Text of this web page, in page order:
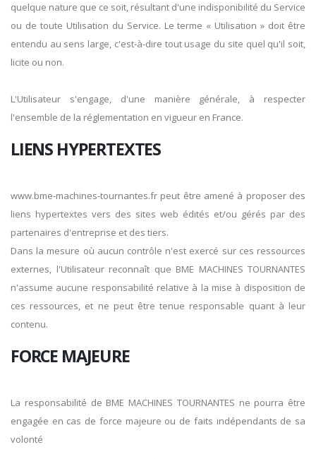
quelque nature que ce soit, résultant d'une indisponibilité du Service
ou de toute Utilisation du Service. Le terme « Utilisation » doit être
entendu au sens large, c'est-à-dire tout usage du site quel qu'il soit,
licite ou non.
L'Utilisateur s'engage, d'une manière générale, à respecter
l'ensemble de la réglementation en vigueur en France.
LIENS HYPERTEXTES
www.bme-machines-tournantes.fr peut être amené à proposer des
liens hypertextes vers des sites web édités et/ou gérés par des
partenaires d'entreprise et des tiers.
Dans la mesure où aucun contrôle n'est exercé sur ces ressources
externes, l'Utilisateur reconnaît que BME MACHINES TOURNANTES
n'assume aucune responsabilité relative à la mise à disposition de
ces ressources, et ne peut être tenue responsable quant à leur
contenu.
FORCE MAJEURE
La responsabilité de BME MACHINES TOURNANTES ne pourra être
engagée en cas de force majeure ou de faits indépendants de sa
volonté